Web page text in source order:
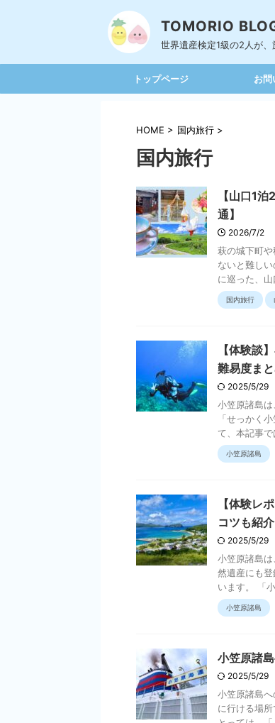
TOMORIO
世界遺産検定1級の2人が
トップページ お問
HOME > 国内旅行 >
国内旅行
【山口1
通】
2026/7/2
萩の城下町
ないと難し
に巡った、
国内旅行
【体験談
難易度ま
2025/5/29
小笠原諸島
「せっかく
て、本記事
小笠原諸島
【体験レ
コツも紹介
2025/5/29
小笠原諸島
然遺産にも
います。 「
小笠原諸島
小笠原諸
2025/5/29
小笠原諸島
に行ける場